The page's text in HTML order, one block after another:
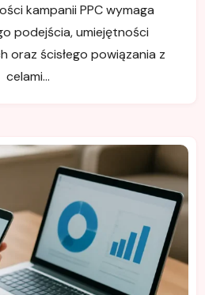
kampanii PPC wymaga
podejścia, umiejętności
oraz ścisłego powiązania z
celami…